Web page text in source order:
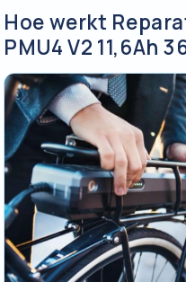
Hoe werkt
PMU4 V2 11,6Ah